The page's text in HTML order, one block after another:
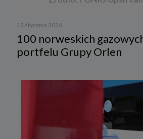
13 stycznia 2026
100 norweskich
portfelu Grupy Orlen